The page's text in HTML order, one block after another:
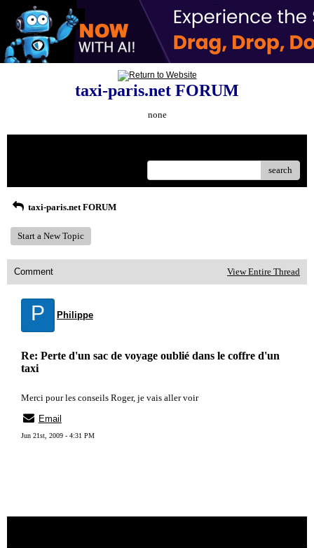
taxi-paris.net FORUM
none
search
taxi-paris.net FORUM
Start a New Topic
Comment View Entire Thread
P Philippe
Re: Perte d'un sac de voyage oublié dans le coffre d'un
taxi
Merci pour les conseils Roger, je vais aller voir
Email
Jun 21st, 2009 - 4:31 PM